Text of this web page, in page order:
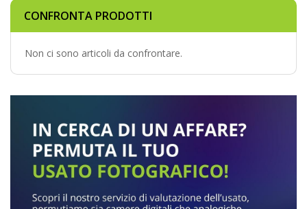
CONFRONTA PRODOTTI
Non ci sono articoli da confrontare.